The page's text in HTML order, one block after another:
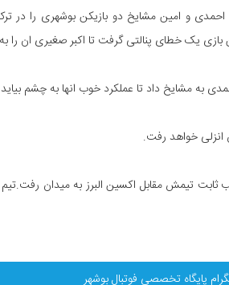
و امین مشایخ دو بازیکن بوشهری را در
یک خطای پنالتی گرفت تا اکبر صغیری ان را
به مشایخ داد تا عملکرد خوب انها به چشم
خواهد رفت.
تیمش مقابل اکسین البرز به میدان رفت.تیم
پایگاه تخصصی فوتبال بوشهر